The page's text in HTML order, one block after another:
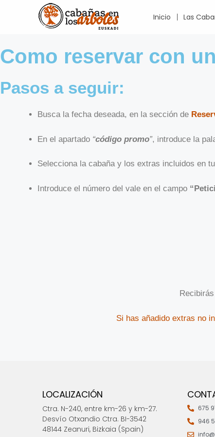
Inicio Las
Como reservar con
Pasos a seguir:
Busca la fecha deseada, en la sección de
En el apartado “código promo”, introduce la
Selecciona la cabaña y los extras incluidos en
Introduce el número del vale en el campo
Si has añadido extras no
LOCALIZACIÓN
Ctra. N-240, entre km-26 y km-27.
Desvío Otxandio Ctra. BI-3542
48144 Zeanuri, Bizkaia (Spain)
675
946